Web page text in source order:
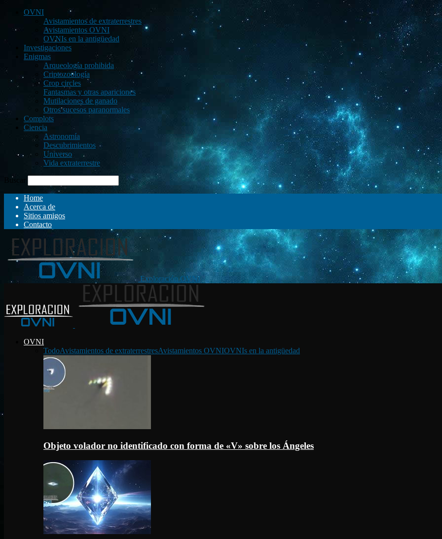
OVNI
Avistamientos de extraterrestres
Avistamientos OVNI
OVNIs en la antigüedad
Investigaciones
Enigmas
Arqueología prohibida
Criptozoología
Crop circles
Fantasmas y otras apariciones
Mutilaciones de ganado
Otros sucesos paranormales
Complots
Ciencia
Astronomía
Descubrimientos
Universo
Vida extraterrestre
Buscar
Home
Acerca de
Sitios amigos
Contacto
Exploración OVNI
OVNI
TodoAvistamientos de extraterrestresAvistamientos OVNIOVNIs en la antigüedad
Objeto volador no identificado con forma de «V» sobre los Ángeles